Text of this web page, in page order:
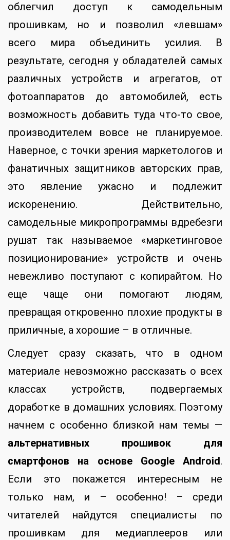
облегчил доступ к самодельным
прошивкам, но и позволил «левшам»
всего мира объединить усилия. В
результате, сегодня у обладателей самых
различных устройств и агрегатов, от
фотоаппаратов до автомобилей, есть
возможность добавить туда что-то свое,
производителем вовсе не планируемое.
Наверное, с точки зрения маркетологов и
фанатичных защитников авторских прав,
это явление ужасно и подлежит
искоренению. Действительно,
самодельные микропрограммы вдребезги
рушат так называемое «маркетинговое
позиционирование» устройств и очень
невежливо поступают с копирайтом. Но
еще чаще они помогают людям,
превращая откровенно плохие продукты в
приличные, а хорошие – в отличные.
Следует сразу сказать, что в одном
материале невозможно рассказать о всех
классах устройств, подвергаемых
доработке в домашних условиях. Поэтому
начнем с особенно близкой нам темы —
альтернативных прошивок для
смартфонов на основе Google Android.
Если это покажется интересным не
только нам, и – особенно! – среди
читателей найдутся специалисты по
прошивкам для медиаплееров или